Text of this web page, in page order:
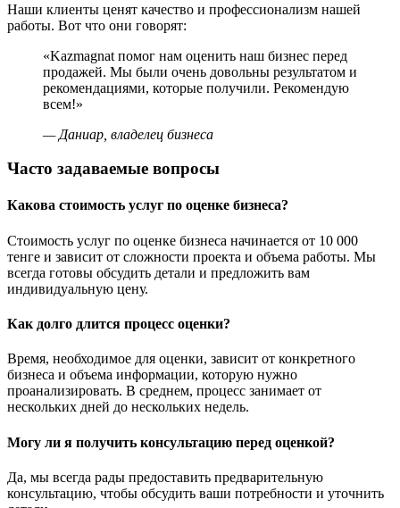
Наши клиенты ценят качество и профессионализм нашей
работы. Вот что они говорят:
«Kazmagnat помог нам оценить наш бизнес перед
продажей. Мы были очень довольны результатом и
рекомендациями, которые получили. Рекомендую
всем!»
— Даниар, владелец бизнеса
Часто задаваемые вопросы
Какова стоимость услуг по оценке бизнеса?
Стоимость услуг по оценке бизнеса начинается от 10 000
тенге и зависит от сложности проекта и объема работы. Мы
всегда готовы обсудить детали и предложить вам
индивидуальную цену.
Как долго длится процесс оценки?
Время, необходимое для оценки, зависит от конкретного
бизнеса и объема информации, которую нужно
проанализировать. В среднем, процесс занимает от
нескольких дней до нескольких недель.
Могу ли я получить консультацию перед оценкой?
Да, мы всегда рады предоставить предварительную
консультацию, чтобы обсудить ваши потребности и уточнить